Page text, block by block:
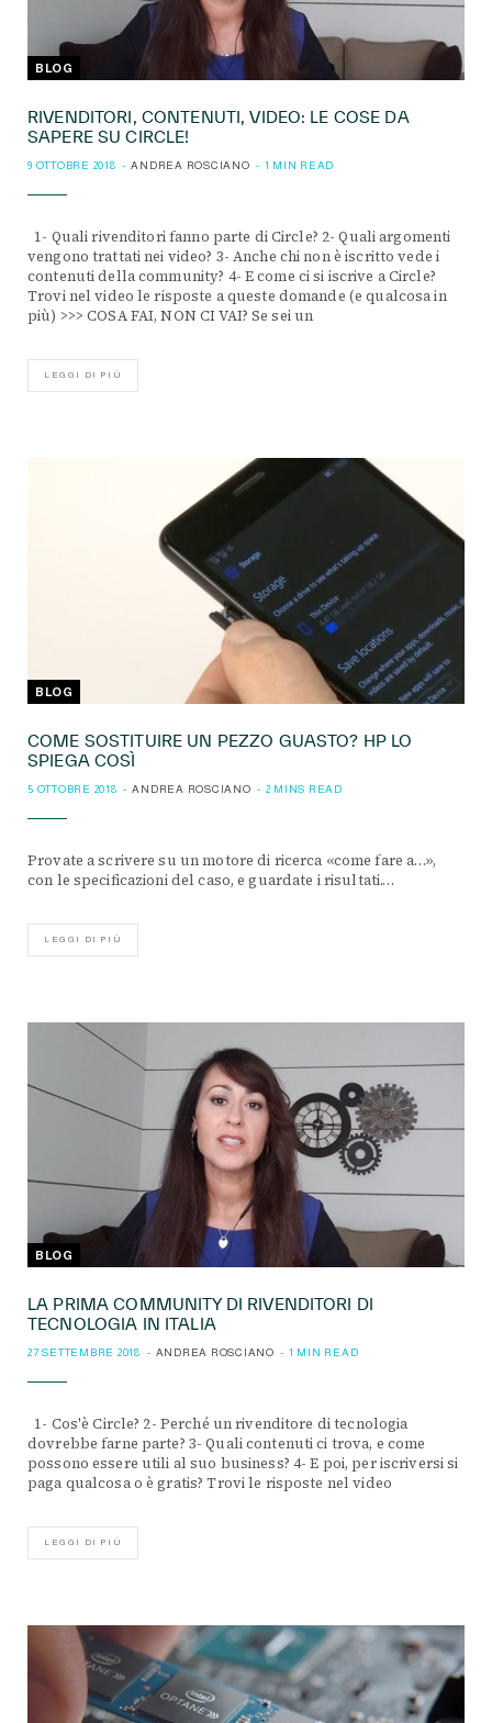
BLOG
RIVENDITORI, CONTENUTI, VIDEO: LE COSE DA
SAPERE SU CIRCLE!
9 OTTOBRE 2018 ANDREA ROSCIANO 1 MIN READ
1- Quali rivenditori fanno parte di Circle? 2- Quali argomenti
vengono trattati nei video? 3- Anche chi non è iscritto vede i
contenuti della community? 4- E come ci si iscrive a Circle?
Trovi nel video le risposte a queste domande (e qualcosa in
più) >>> COSA FAI, NON CI VAI? Se sei un
LEGGI DI PIÙ
BLOG
COME SOSTITUIRE UN PEZZO GUASTO? HP LO
SPIEGA COSÌ
5 OTTOBRE 2018 ANDREA ROSCIANO 2 MINS READ
Provate a scrivere su un motore di ricerca «come fare a…»,
con le specificazioni del caso, e guardate i risultati.…
LEGGI DI PIÙ
BLOG
LA PRIMA COMMUNITY DI RIVENDITORI DI
TECNOLOGIA IN ITALIA
27 SETTEMBRE 2018 ANDREA ROSCIANO 1 MIN READ
1- Cos'è Circle? 2- Perché un rivenditore di tecnologia
dovrebbe farne parte? 3- Quali contenuti ci trova, e come
possono essere utili al suo business? 4- E poi, per iscriversi si
paga qualcosa o è gratis? Trovi le risposte nel video
LEGGI DI PIÙ